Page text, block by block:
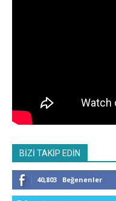
BİZİ TAKİP EDİN
40,803 Beğenenler